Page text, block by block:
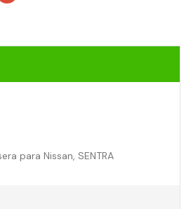
para Nissan, SENTRA